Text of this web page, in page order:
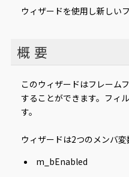
ウィザードを使用し新しい
概 要
このウィザードはフレーム
することができます。フィ
す。
ウィザードは2つのメンバ変
m_bEnabled